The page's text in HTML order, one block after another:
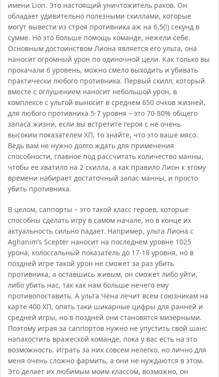
имени Lion. Это настоящий уничтожитель раков. Он
обладает удивительно полезными скиллами, которые
могут вывести из строя противника аж на 6,5(!) секунд в
сумме. Но это больше помощь команде, нежели себе.
Основным достоинством Лиона является его ульта, она
наносит огромный урон по одиночной цели. Как только вы
прокачали 6 уровень, можно смело выходить и убивать
практически любого противника. Первый скилл, который
вместе с оглушением наносит небольшой урон, в
комплексе с ультой выносит в среднем 650 очков жизней,
для любого противника 5-7 уровня – это 70-80% общего
запаса жизни, если вы встретите героя с не очень
высоким показателем ХП, то знайте, что это ваше мясо.
Ведь вам не нужно долго ждать для применения
способности, главное под рассчитать количество манны,
чтобы ее хватило на 2 скилла, а как правило Лион к этому
времени набирает достаточный запас манны, и просто
убить противника.
В целом, саппорты – это такой класс героев, которые
способны сделать игру в самом начале, но в конце их
актуальность сильно падает. Например, ульта Лиона с
Aghanim’s Scepter наносит на последнем уровне 1025
урона, колоссальный показатель до 17-18 уровня, но в
поздней игре такой урон не сможет за раз убить
противника, а оставшись живым, он сможет либо уйти,
либо убить нас, так как нам больше нечего ему
противопоставить. А ульта Чена лечит всем союзникам на
карте 400 ХП, опять таки шикарные цифры для ранней и
средней игры, но в поздней они становятся мизерными.
Поэтому играя за саппортов нужно не упустить свой шанс
напакостить вражеской команде, пока у вас есть на это
возможность. Играть за них совсем нелегко, но лично для
меня очень сложно фармить, а они не нуждаются в этом.
Это делает их любимым моим классом, возможно, он